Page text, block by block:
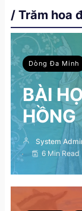
/ Trăm hoa
Dòng Đa Minh
BÀI
HỒNG
System
6 Min Read